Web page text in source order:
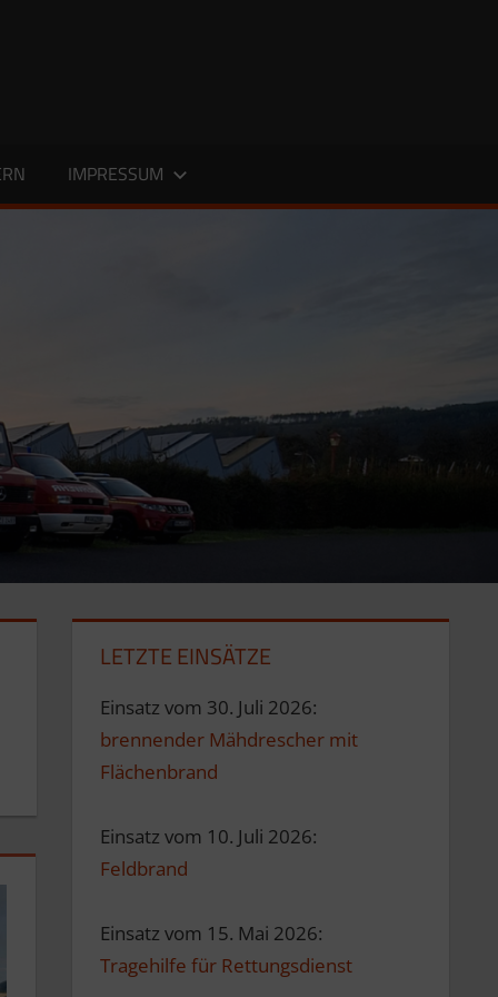
IMPRESSUM
LETZTE EINSÄTZE
Einsatz vom 30. Juli 2026:
brennender Mähdrescher mit
Flächenbrand
Einsatz vom 10. Juli 2026:
Feldbrand
Einsatz vom 15. Mai 2026:
Tragehilfe für Rettungsdienst